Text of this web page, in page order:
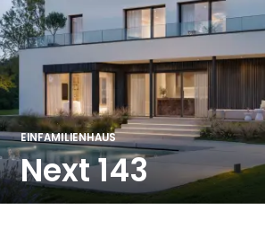
EINFAMILIENHAUS
Next 143